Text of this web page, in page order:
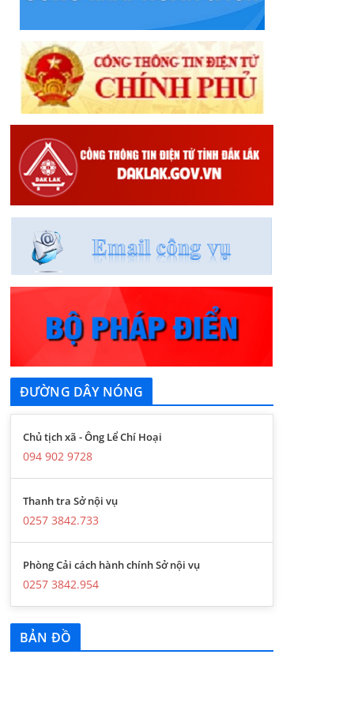
ĐƯỜNG DÂY NÓNG
Chủ tịch xã - Ông Lể Chí Hoại
094 902 9728
Thanh tra Sở nội vụ
0257 3842.733
Phòng Cải cách hành chính Sở nội vụ
0257 3842.954
BẢN ĐỒ